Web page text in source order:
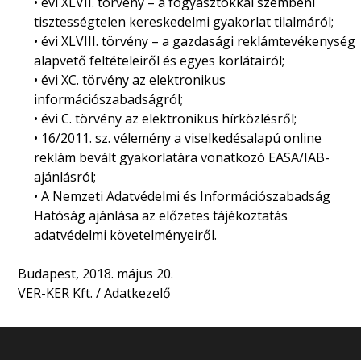
tisztességtelen kereskedelmi gyakorlat tilalmáról;
• évi XLVIII. törvény – a gazdasági reklámtevékenység
alapvető feltételeiről és egyes korlátairól;
• évi XC. törvény az elektronikus
információszabadságról;
• évi C. törvény az elektronikus hírközlésről;
• 16/2011. sz. vélemény a viselkedésalapú online
reklám bevált gyakorlatára vonatkozó EASA/IAB-
ajánlásról;
• A Nemzeti Adatvédelmi és Információszabadság
Hatóság ajánlása az előzetes tájékoztatás
adatvédelmi követelményeiről.
Budapest, 2018. május 20.
VER-KER Kft. / Adatkezelő